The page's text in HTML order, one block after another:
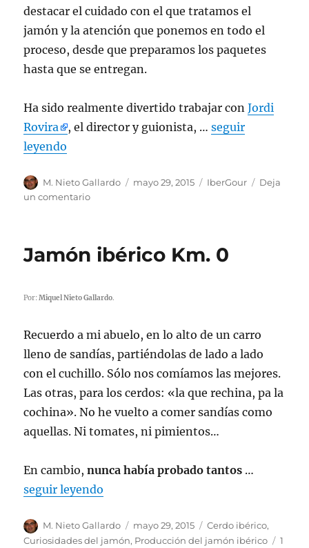
destacar el cuidado con el que tratamos el
jamón y la atención que ponemos en todo el
proceso, desde que preparamos los paquetes
hasta que se entregan.
Ha sido realmente divertido trabajar conJordi
Rovira
, el director y guionista, …seguir
leyendo
Autor
M. Nieto Gallardo
Publicado
mayo 29, 2015 Categorías
IberGour
Deja
un comentario
IberGour
Jamón ibérico Km. 0
Por:Miquel Nieto Gallardo.
Recuerdo a mi abuelo, en lo alto de un carro
lleno de sandías, partiéndolas de lado a lado
con el cuchillo. Sólo nos comíamos las mejores.
Las otras, para los cerdos: «la que rechina, pa la
cochina». No he vuelto a comer sandías como
aquellas. Ni tomates, ni pimientos…
En cambio,nunca había probado tantos …
seguir leyendo
Autor
M. Nieto Gallardo
Publicado
el
mayo 29, 2015 Categorías
Cerdo ibérico,
Curiosidades del jamón, Producción del jamón ibérico
1